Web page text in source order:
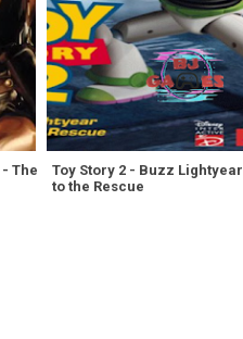
The
Toy Story 2 - Buzz Lightyear
to the Rescue